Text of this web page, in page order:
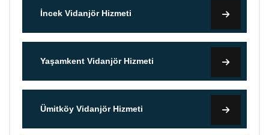
İncek Vidanjör Hizmeti
Yaşamkent Vidanjör Hizmeti
Ümitköy Vidanjör Hizmeti